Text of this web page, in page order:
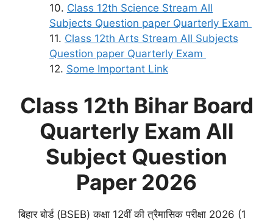
Class 12th Science Stream All
Subjects Question paper Quarterly Exam
Class 12th Arts Stream All Subjects
Question paper Quarterly Exam
Some Important Link
Class 12th Bihar Board
Quarterly Exam All
Subject Question
Paper 2026
बिहार बोर्ड (BSEB) कक्षा 12वीं की त्रैमासिक परीक्षा 2026 (1